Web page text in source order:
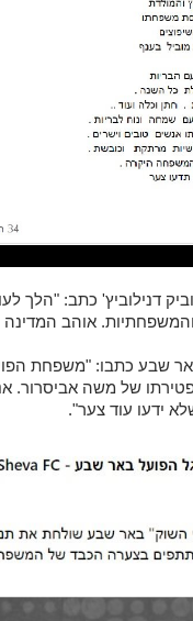
דנילוביץ' כתב: "הלך
אוהב המדינה
באר שבע כתבו: "משפחת
של משה אביסרור.
ידעו עוד צער".